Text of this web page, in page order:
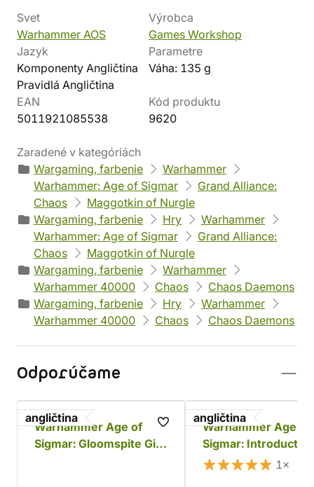
Svet
Warhammer AOS
Výrobca
Games Workshop
Jazyk
Komponenty Angličtina
Pravidlá Angličtina
Parametre
Váha: 135 g
EAN
5011921085538
Kód produktu
9620
Zaradené v kategóriách
Wargaming, farbenie
Warhammer
Warhammer: Age of Sigmar
Grand Alliance:
Chaos
Maggotkin of Nurgle
Wargaming, farbenie
Hry
Warhammer
Warhammer: Age of Sigmar
Grand Alliance:
Chaos
Maggotkin of Nurgle
Wargaming, farbenie
Warhammer
Warhammer 40000
Chaos
Chaos Daemons
Wargaming, farbenie
Hry
Warhammer
Warhammer 40000
Chaos Chaos Daemons
Odporúčame
angličtina
Warhammer Age of
Sigmar: Gloomspite Gitz
angličtina
Warhammer Age of
Sigmar:
Set
1×